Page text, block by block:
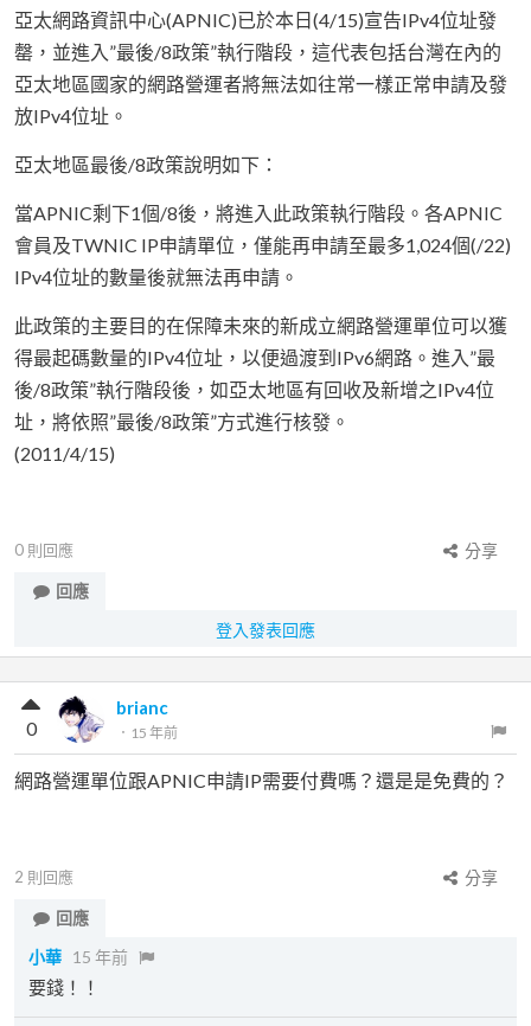
亞太網路資訊中心(APNIC)已於本日(4/15)宣告IPv4位址發
罄，並進入”最後/8政策”執行階段，這代表包括台灣在內的
亞太地區國家的網路營運者將無法如往常一樣正常申請及發
放IPv4位址。
亞太地區最後/8政策說明如下：
當APNIC剩下1個/8後，將進入此政策執行階段。各APNIC
會員及TWNIC IP申請單位，僅能再申請至最多1,024個(/22)
IPv4位址的數量後就無法再申請。
此政策的主要目的在保障未來的新成立網路營運單位可以獲
得最起碼數量的IPv4位址，以便過渡到IPv6網路。進入”最
後/8政策”執行階段後，如亞太地區有回收及新增之IPv4位
址，將依照”最後/8政策”方式進行核發。
(2011/4/15)
0 則回應
分享
回應
登入發表回應
brianc
． 15 年前
0
網路營運單位跟APNIC申請IP需要付費嗎？還是是免費的？
2 則回應
分享
回應
小華 15 年前
要錢！！